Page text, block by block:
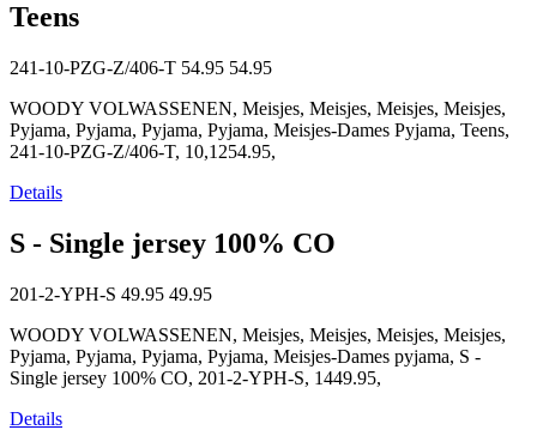
Teens
241-10-PZG-Z/406-T 54.95 54.95
WOODY VOLWASSENEN, Meisjes, Meisjes, Meisjes, Meisjes,
Pyjama, Pyjama, Pyjama, Pyjama, Meisjes-Dames Pyjama, Teens,
241-10-PZG-Z/406-T, 10,1254.95,
Details
S - Single jersey 100% CO
201-2-YPH-S 49.95 49.95
WOODY VOLWASSENEN, Meisjes, Meisjes, Meisjes, Meisjes,
Pyjama, Pyjama, Pyjama, Pyjama, Meisjes-Dames pyjama, S -
Single jersey 100% CO, 201-2-YPH-S, 1449.95,
Details